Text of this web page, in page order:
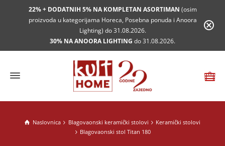
22% + DODATNIH 5% NA KOMPLETAN ASORTIMAN (osim
proizvoda u kategorijama Horeca, Posebna ponuda i Anoora
Lighting) do 31.08.2026.
30% NA ANOORA LIGHTING do 31.08.2026.
Naslovnica Blagovaonski keramički stolovi
Keramički stolovi
Blagovaonski stol Titan 180